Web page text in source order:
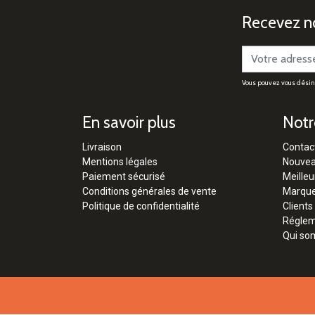
Recevez
Vous pouvez vous
En savoir plus
Livraison
Mentions légales
Paiement sécurisé
Conditions générales de vente
Politique de confidentialité
Qui